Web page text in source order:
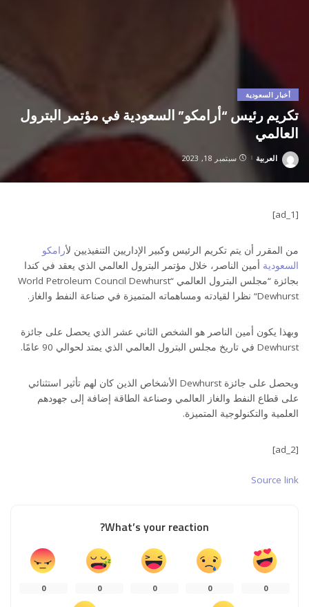
أخبار السعودية
تكريم رئيس “أرامكو” السعودية في مؤتمر البترول
العالمي
Posted
العربية سبتمبر 18, 2023
[ad_1]
من المقرر أن يتم تكريم الرئيس وكبير الإداريين التنفيذيين لأرامكو
السعودية أمين الناصر، خلال مؤتمر البترول العالمي الذي يعقد في كندا
بجائزة “مجلس البترول العالمي “World Petroleum Council Dewhurst
“Dewhurst نظرا لقيادته ومساهماته المتميزة في صناعة النفط والغاز.
وبهذا يكون أمين الناصر هو الشخص الثاني عشر الذي يحصل على جائزة
Dewhurst في تاريخ مجلس البترول العالمي الذي يمتد لحوالي 90 عامًا.
ويحصل على جائزة Dewhurst الأشخاص الذين كان لهم تأثير استثنائي
على قطاع النفط والغاز العالمي وصناعة الطاقة إضافة إلى جهودهم
العلمية والتكنولوجية المتميزة.
[ad_2]
Source link
What’s your reaction?
0
0
0
0
0